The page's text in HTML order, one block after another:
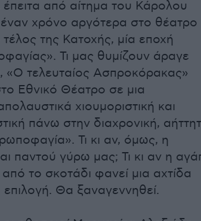
από αίτημα του Κάρολου
χρόνο αργότερα στο θέατρο
της Κατοχής, μία εποχή
Τι μας θυμίζουν άραγε
«Ο τελευταίος Ασπροκόρακας»
Εθνικό Θέατρο σε μια
χιουμοριστική και
πάνω στην διαχρονική,
Τι κι αν, όμως, η
παντού γύρω μας; Τι κι αν η
το σκοτάδι φανεί μια αχτίδα
Θα ξαναγεννηθεί.